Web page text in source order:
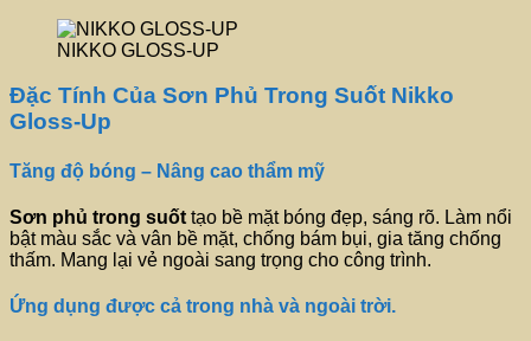
NIKKO GLOSS-UP
Đặc Tính Của Sơn Phủ Trong Suốt Nikko
Gloss-Up
Tăng độ bóng – Nâng cao thẩm mỹ
Sơn phủ trong suốt tạo bề mặt bóng đẹp, sáng rõ. Làm nổi
bật màu sắc và vân bề mặt, chống bám bụi, gia tăng chống
thấm. Mang lại vẻ ngoài sang trọng cho công trình.
Ứng dụng được cả trong nhà và ngoài trời.